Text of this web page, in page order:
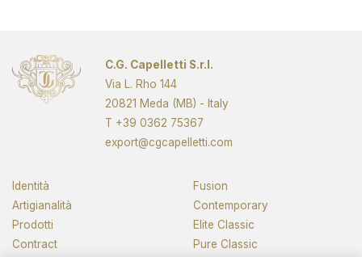
C.G. Capelletti S.r.l.
Via L. Rho 144
20821 Meda (MB) - Italy
T +39 0362 75367
export@cgcapelletti.com
Identità
Artigianalità
Prodotti
Contract
Fusion
Contemporary
Elite Classic
Pure Classic